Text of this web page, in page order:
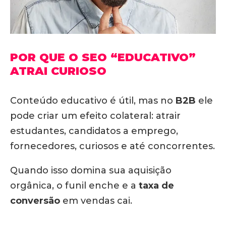
POR QUE O SEO “EDUCATIVO”
ATRAI CURIOSO
Conteúdo educativo é útil, mas no B2B ele
pode criar um efeito colateral: atrair
estudantes, candidatos a emprego,
fornecedores, curiosos e até concorrentes.
Quando isso domina sua aquisição
orgânica, o funil enche e a taxa de
conversão em vendas cai.